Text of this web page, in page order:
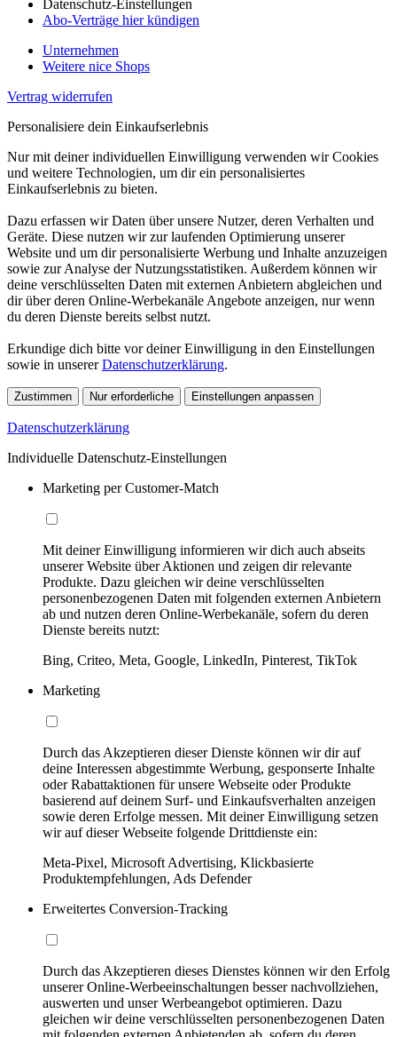
Datenschutz-Einstellungen
Abo-Verträge hier kündigen
Unternehmen
Weitere nice Shops
Vertrag widerrufen
Personalisiere dein Einkaufserlebnis
Nur mit deiner individuellen Einwilligung verwenden wir Cookies
und weitere Technologien, um dir ein personalisiertes
Einkaufserlebnis zu bieten.
Dazu erfassen wir Daten über unsere Nutzer, deren Verhalten und
Geräte. Diese nutzen wir zur laufenden Optimierung unserer
Website und um dir personalisierte Werbung und Inhalte anzuzeigen
sowie zur Analyse der Nutzungsstatistiken. Außerdem können wir
deine verschlüsselten Daten mit externen Anbietern abgleichen und
dir über deren Online-Werbekanäle Angebote anzeigen, nur wenn
du deren Dienste bereits selbst nutzt.
Erkundige dich bitte vor deiner Einwilligung in den Einstellungen
sowie in unsererDatenschutzerklärung.
Zustimmen Nur erforderliche Einstellungen anpassen
Datenschutzerklärung
Individuelle Datenschutz-Einstellungen
Marketing per Customer-Match
Mit deiner Einwilligung informieren wir dich auch abseits
unserer Website über Aktionen und zeigen dir relevante
Produkte. Dazu gleichen wir deine verschlüsselten
personenbezogenen Daten mit folgenden externen Anbietern
ab und nutzen deren Online-Werbekanäle, sofern du deren
Dienste bereits nutzt:
Bing, Criteo, Meta, Google, LinkedIn, Pinterest, TikTok
Marketing
Durch das Akzeptieren dieser Dienste können wir dir auf
deine Interessen abgestimmte Werbung, gesponserte Inhalte
oder Rabattaktionen für unsere Webseite oder Produkte
basierend auf deinem Surf- und Einkaufsverhalten anzeigen
sowie deren Erfolge messen. Mit deiner Einwilligung setzen
wir auf dieser Webseite folgende Drittdienste ein:
Meta-Pixel, Microsoft Advertising, Klickbasierte
Produktempfehlungen, Ads Defender
Erweitertes Conversion-Tracking
Durch das Akzeptieren dieses Dienstes können wir den Erfolg
unserer Online-Werbeeinschaltungen besser nachvollziehen,
auswerten und unser Werbeangebot optimieren. Dazu
gleichen wir deine verschlüsselten personenbezogenen Daten